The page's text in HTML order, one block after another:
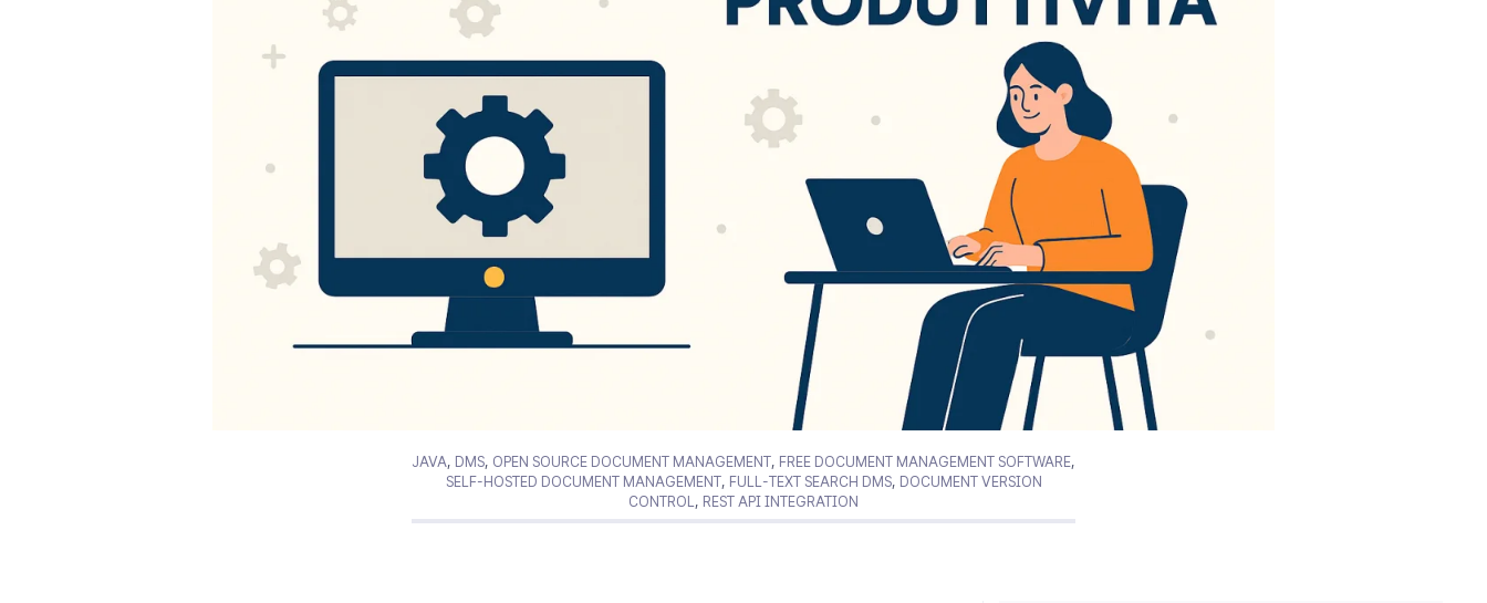
JAVA, DMS, OPEN SOURCE DOCUMENT MANAGEMENT, FREE DOCUMENT MANAGEMENT SOFTWARE,
SELF-HOSTED DOCUMENT MANAGEMENT, FULL-TEXT SEARCH DMS, DOCUMENT VERSION
CONTROL, REST API INTEGRATION